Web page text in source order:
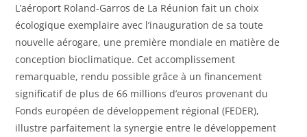
L’aéroport Roland-Garros de La Réunion fait un choix
écologique exemplaire avec l’inauguration de sa toute
nouvelle aérogare, une première mondiale en matière de
conception bioclimatique. Cet accomplissement
remarquable, rendu possible grâce à un financement
significatif de plus de 66 millions d’euros provenant du
Fonds européen de développement régional (FEDER),
illustre parfaitement la synergie entre le développement